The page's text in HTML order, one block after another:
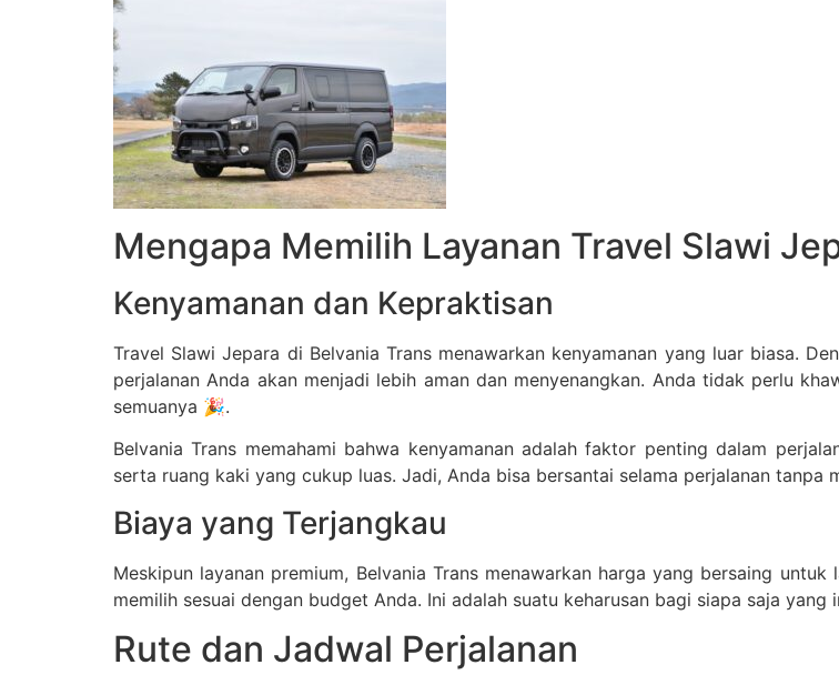
Mengapa Memilih Layanan Travel Slawi
Kenyamanan dan Kepraktisan
Travel Slawi Jepara di Belvania Trans menawarkan kenyamanan yang luar biasa.
perjalanan Anda akan menjadi lebih aman dan menyenangkan. Anda tidak perlu
semuanya 🎉.
Belvania Trans memahami bahwa kenyamanan adalah faktor penting dalam
serta ruang kaki yang cukup luas. Jadi, Anda bisa bersantai selama perjalanan tanpa
Biaya yang Terjangkau
Meskipun layanan premium, Belvania Trans menawarkan harga yang bersaing
memilih sesuai dengan budget Anda. Ini adalah suatu keharusan bagi siapa saja
Rute dan Jadwal Perjalanan